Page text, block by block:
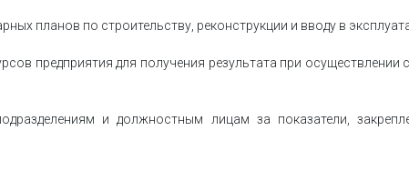
планов по строительству, реконструкции и вводу в
предприятия для получения результата при
и должностным лицам за показатели,